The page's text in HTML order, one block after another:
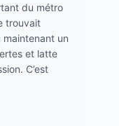
du métro
trouvait
un
et latte
C’est